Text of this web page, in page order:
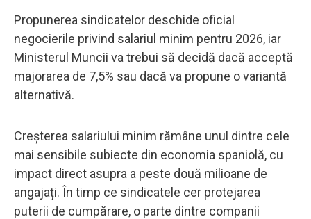
Propunerea sindicatelor deschide oficial
negocierile privind salariul minim pentru 2026, iar
Ministerul Muncii va trebui să decidă dacă acceptă
majorarea de 7,5% sau dacă va propune o variantă
alternativă.
Creșterea salariului minim rămâne unul dintre cele
mai sensibile subiecte din economia spaniolă, cu
impact direct asupra a peste două milioane de
angajați. În timp ce sindicatele cer protejarea
puterii de cumpărare, o parte dintre companii